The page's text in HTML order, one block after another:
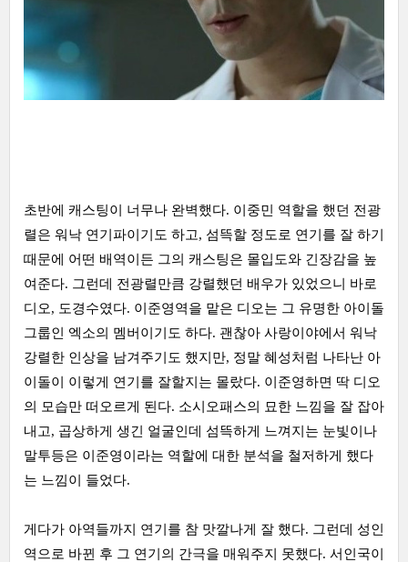
초반에 캐스팅이 너무나 완벽했다. 이중민 역할을 했던 전광
렬은 워낙 연기파이기도 하고, 섬뜩할 정도로 연기를 잘 하기
때문에 어떤 배역이든 그의 캐스팅은 몰입도와 긴장감을 높
여준다. 그런데 전광렬만큼 강렬했던 배우가 있었으니 바로
디오, 도경수였다. 이준영역을 맡은 디오는 그 유명한 아이돌
그룹인 엑소의 멤버이기도 하다. 괜찮아 사랑이야에서 워낙
강렬한 인상을 남겨주기도 했지만, 정말 혜성처럼 나타난 아
이돌이 이렇게 연기를 잘할지는 몰랐다. 이준영하면 딱 디오
의 모습만 떠오르게 된다. 소시오패스의 묘한 느낌을 잘 잡아
내고, 곱상하게 생긴 얼굴인데 섬뜩하게 느껴지는 눈빛이나
말투등은 이준영이라는 역할에 대한 분석을 철저하게 했다
는 느낌이 들었다.
게다가 아역들까지 연기를 참 맛깔나게 잘 했다. 그런데 성인
역으로 바뀐 후 그 연기의 간극을 매워주지 못했다. 서인국이